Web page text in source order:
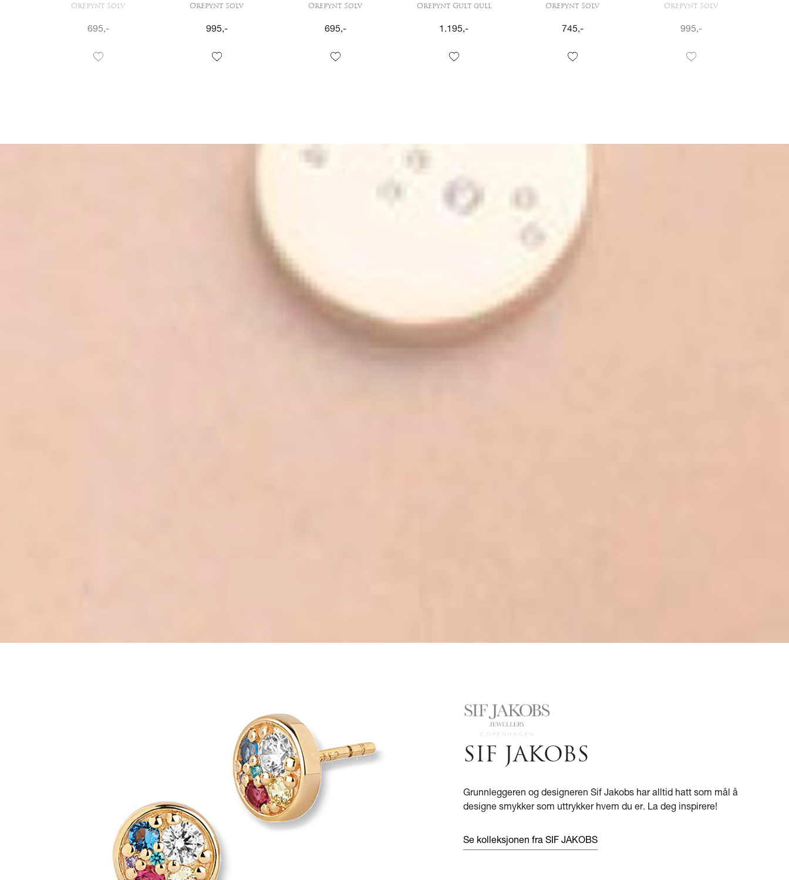
Ørepynt Sølv
695,-
Ørepynt Sølv
995,-
Ørepynt Sølv
695,-
Ørepynt Gult gull
1.195,-
Ørepynt Sølv
745,-
Ørepynt Sølv
995,-
SIF JAKOBS
Grunnleggeren og designeren Sif Jakobs har alltid hatt som mål å
designe smykker som uttrykker hvem du er. La deg inspirere!
Se kolleksjonen fra SIF JAKOBS